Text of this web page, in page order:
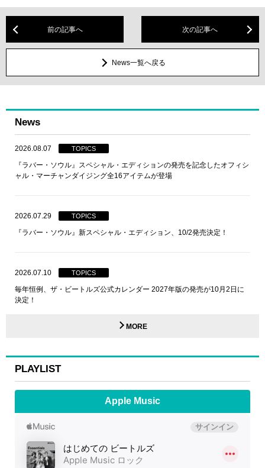
前の記事へ 次の記事へ
News一覧へ戻る
News
2026.08.07 TOPICS
『ラバー・ソウル』スペシャル・エディションの発売を記念したオフィシ
ャル・マーチャンダイジング全16アイテムが登場
2026.07.29 TOPICS
『ラバー・ソウル』新スペシャル・エディション、10/2発売決定！
2026.07.10 TOPICS
毎年恒例、ザ・ビートルズ公式カレンダー 2027年版の発売が10月2日に
決定！
MORE
PLAYLIST
Apple Music